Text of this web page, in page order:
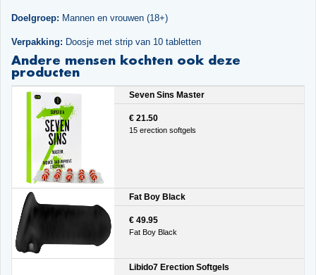
Doelgroep: Mannen en vrouwen (18+)
Verpakking: Doosje met strip van 10 tabletten
Andere mensen kochten ook deze
producten
Seven Sins Master
€ 21.50
15 erection softgels
Fat Boy Black
€ 49.95
Fat Boy Black
Libido7 Erection Softgels